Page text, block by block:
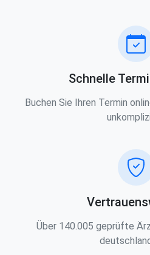
Schnelle
Buchen Sie Ihren Termin
Über 140.005 geprüfte